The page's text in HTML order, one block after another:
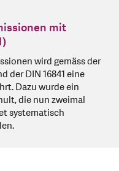
mit
wird gemäss der
der DIN 16841 eine
Dazu wurde ein
die nun zweimal
systematisch